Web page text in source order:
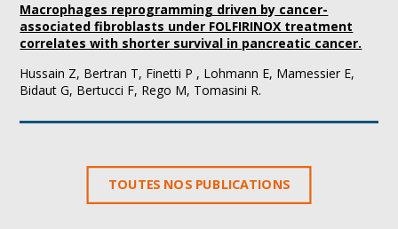
Macrophages reprogramming driven by cancer-
associated fibroblasts under FOLFIRINOX treatment
correlates with shorter survival in pancreatic cancer.
Hussain Z, Bertran T, Finetti P , Lohmann E, Mamessier E,
Bidaut G, Bertucci F, Rego M, Tomasini R.
TOUTES NOS PUBLICATIONS